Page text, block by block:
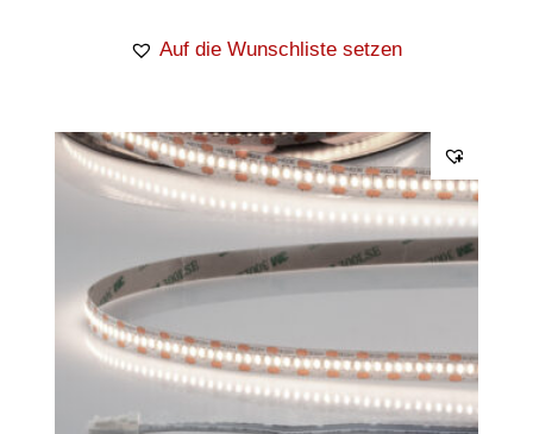
Auf die Wunschliste setzen